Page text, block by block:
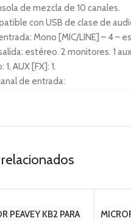
de mezcla de 10 canales.
con USB de clase de
Mono [MIC/LINE] – 4 –
estéreo. 2 monitores. 1
AUX [FX]: 1.
de entrada:
PEAVEY KB2 PARA